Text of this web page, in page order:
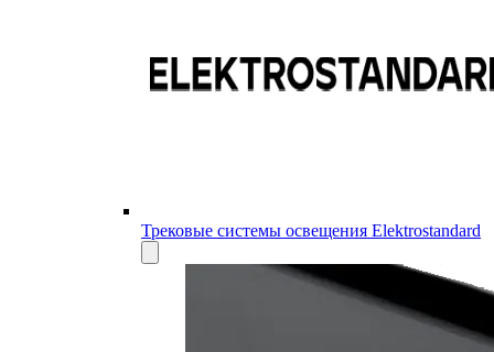
Трековые системы освещения Elektrostandard